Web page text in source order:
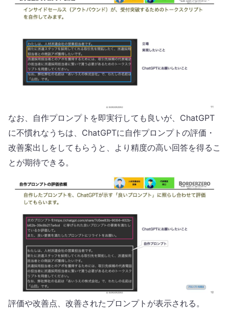
なお、自作プロンプトを即実行しても良いが、ChatGPT
に不慣れなうちは、ChatGPTに自作プロンプトの評価・
改善案出しをしてもらうと、より精度の高い回答を得るこ
とが期待できる。
評価や改善点、改善されたプロンプトが表示される。